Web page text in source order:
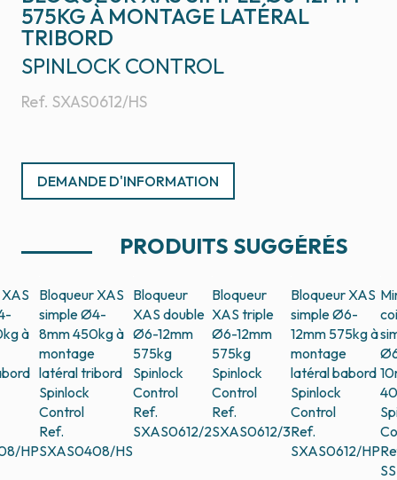
575KG À MONTAGE LATÉRAL
TRIBORD
Ref. SXAS0612/HS
SPINLOCK CONTROL
DEMANDE D'INFORMATION
PRODUITS SUGGÉRÉS
à
HP
Bloqueur XAS
simple Ø4-
8mm 450kg à
montage
latéral tribord
Spinlock
Control
Ref.
SXAS0408/HS
Bloqueur
XAS double
Ø6-12mm
575kg
Spinlock
Control
Ref.
SXAS0612/2
Bloqueur
XAS triple
Ø6-12mm
575kg
Spinlock
Control
Ref.
SXAS0612/3
Bloqueur XAS
simple Ø6-
12mm 575kg à
montage
latéral babord
Spinlock
Control
Ref.
SXAS0612/HP